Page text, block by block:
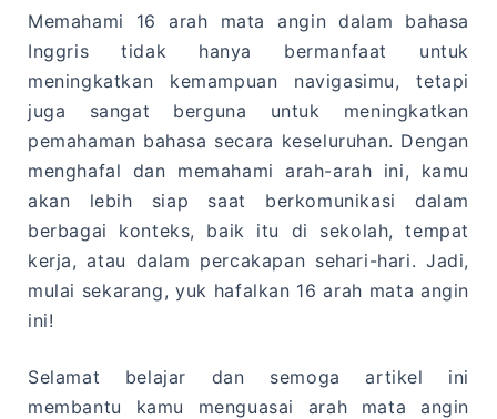
Memahami 16 arah mata angin dalam bahasa
Inggris tidak hanya bermanfaat untuk
meningkatkan kemampuan navigasimu, tetapi
juga sangat berguna untuk meningkatkan
pemahaman bahasa secara keseluruhan. Dengan
menghafal dan memahami arah-arah ini, kamu
akan lebih siap saat berkomunikasi dalam
berbagai konteks, baik itu di sekolah, tempat
kerja, atau dalam percakapan sehari-hari. Jadi,
mulai sekarang, yuk hafalkan 16 arah mata angin
ini!
Selamat belajar dan semoga artikel ini
membantu kamu menguasai arah mata angin